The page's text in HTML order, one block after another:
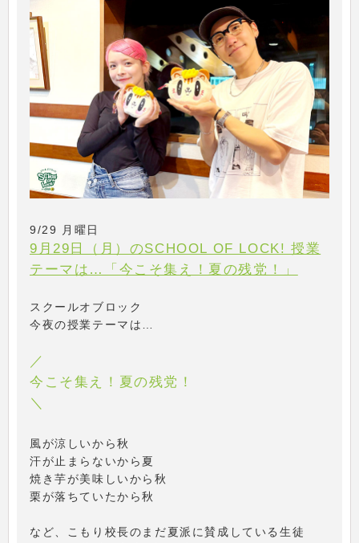
9/29 月曜日
9月29日（月）のSCHOOL OF LOCK! 授業
テーマは…「今こそ集え！夏の残党！」
スクールオブロック
今夜の授業テーマは…
／
今こそ集え！夏の残党！
＼
風が涼しいから秋
汗が止まらないから夏
焼き芋が美味しいから秋
栗が落ちていたから秋
など、こもり校長のまだ夏派に賛成している生徒